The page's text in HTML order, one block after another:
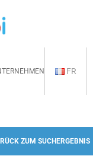
FR
ZUM SUCHERGEBNIS